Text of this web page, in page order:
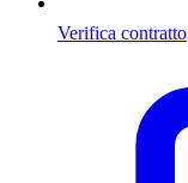
Verifica contratto